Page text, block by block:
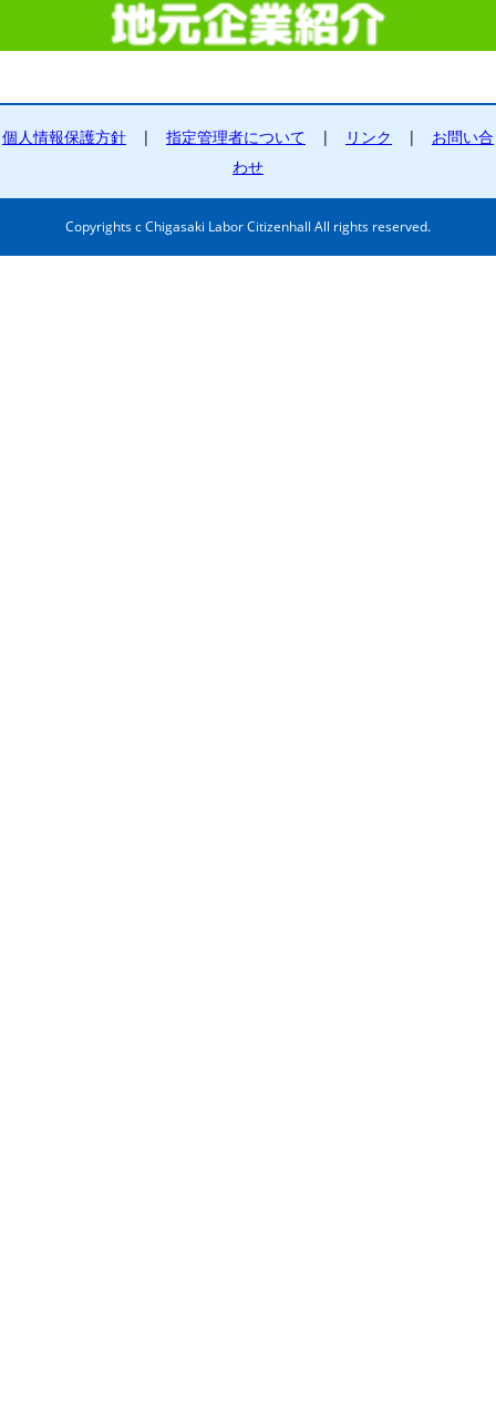
個人情報保護方針 | 指定管理者について | リンク | お問い合
わせ
Copyrights c Chigasaki Labor Citizenhall All rights reserved.